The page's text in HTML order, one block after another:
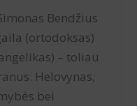
Bendžius
(ortodoksas)
– toliau
Helovynas,
bei